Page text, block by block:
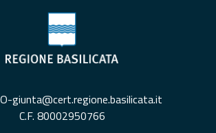
giunta@cert.regione.basilicata.it
C.F. 80002950766